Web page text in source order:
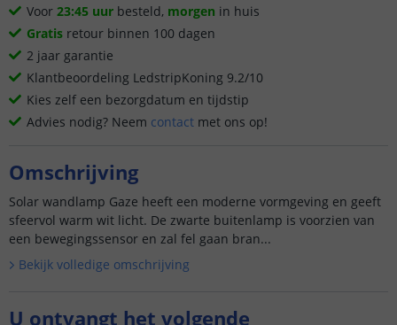
Voor 23:45 uur besteld, morgen in huis
Gratis retour binnen 100 dagen
2 jaar garantie
Klantbeoordeling LedstripKoning 9.2/10
Kies zelf een bezorgdatum en tijdstip
Advies nodig? Neem contact met ons op!
Omschrijving
Solar wandlamp Gaze heeft een moderne vormgeving en geeft
sfeervol warm wit licht. De zwarte buitenlamp is voorzien van
een bewegingssensor en zal fel gaan bran...
Bekijk volledige omschrijving
U ontvangt het volgende